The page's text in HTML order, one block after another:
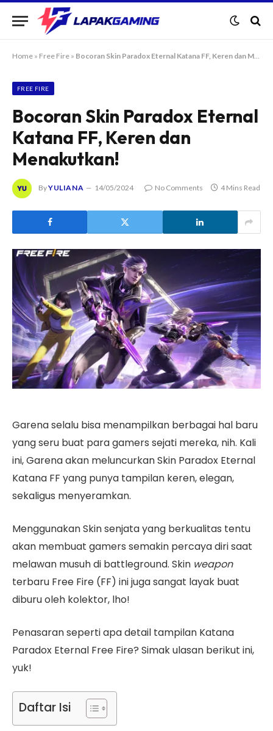
Home » Free Fire » Bocoran Skin Paradox Eternal Katana FF, Keren dan Menakutkan!
FREE FIRE
Bocoran Skin Paradox Eternal
Katana FF, Keren dan
Menakutkan!
ByYULIANA 14/05/2024 No Comments 4 Mins Read
Garena selalu bisa menampilkan berbagai hal baru
yang seru buat para gamers sejati mereka, nih. Kali
ini, Garena akan meluncurkan Skin Paradox Eternal
Katana FF yang punya tampilan keren, elegan,
sekaligus menyeramkan.
Menggunakan Skin senjata yang berkualitas tentu
akan membuat gamers semakin percaya diri saat
melawan musuh di battleground. Skin weapon
terbaru Free Fire (FF) ini juga sangat layak buat
diburu oleh kolektor, lho!
Penasaran seperti apa detail tampilan Katana
Paradox Eternal Free Fire? Simak ulasan berikut ini,
yuk!
Daftar Isi